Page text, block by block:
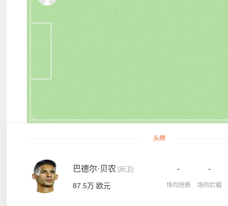
头牌
巴德尔·贝农 [后卫]
87.5万 欧元
-
场均抢断
-
场均拦截